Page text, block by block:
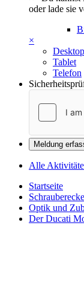
oder lade sie
×
Desktop
Tablet
Telefon
Meldung
Alle
Startseite
Optik und
Der Ducati